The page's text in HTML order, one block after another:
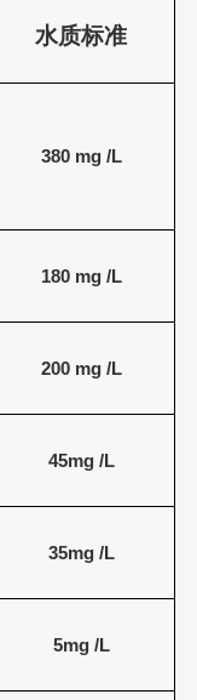
水质标准
380mg /L
180mg /L
200mg /L
45mg /L
35mg /L
5mg /L